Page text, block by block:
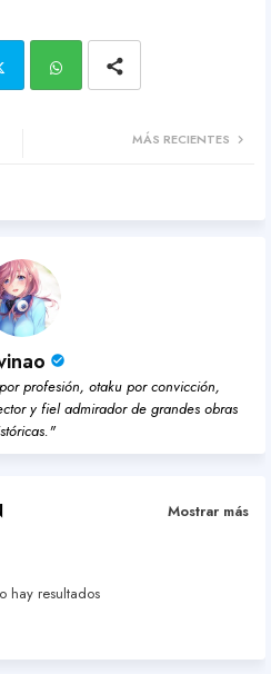
pp
MÁS RECIENTES
profesión, otaku por convicción,
y fiel admirador de grandes obras
Mostrar más
hay resultados